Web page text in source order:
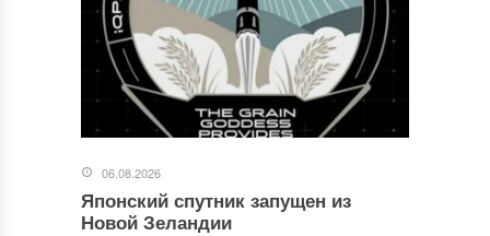
06.08.2026
Японский спутник запущен из
Новой Зеландии